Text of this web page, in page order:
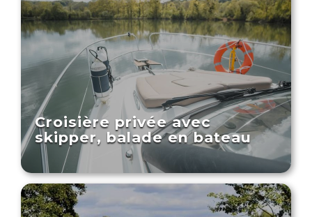
Croisière privée avec
skipper, balade en bateau